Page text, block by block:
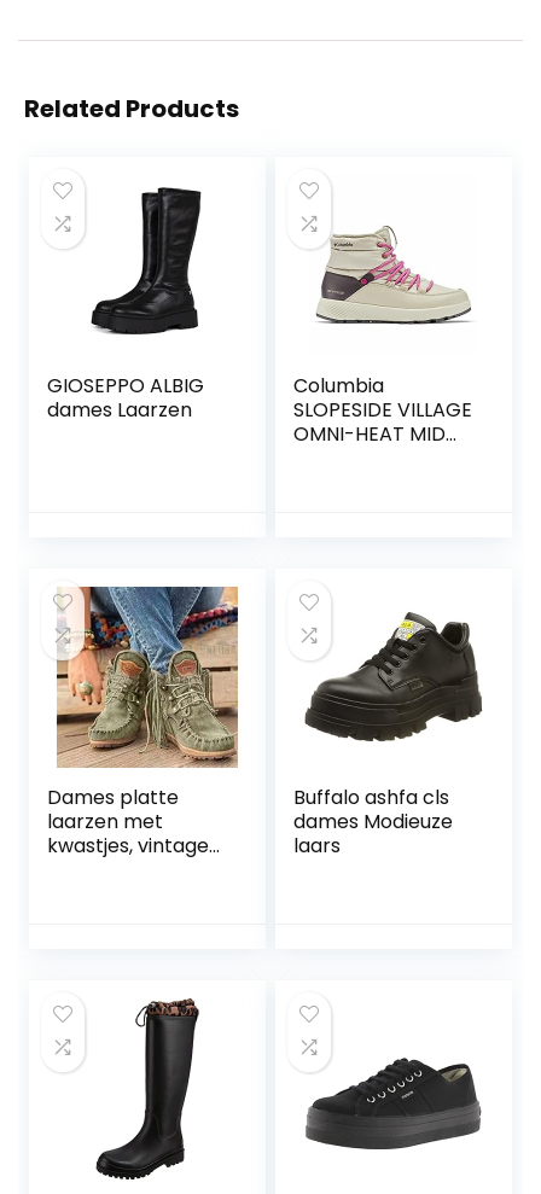
Related Products
GIOSEPPO ALBIG
dames Laarzen
Columbia
SLOPESIDE VILLAGE
OMNI-HEAT MID
Dames platte
laarzen met
kwastjes, vintage
laarsjes
Buffalo ashfa cls
dames Modieuze
laars